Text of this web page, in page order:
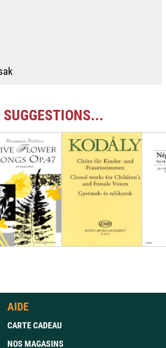
SUGGESTIONS...
AIDE
CARTE CADEAU
NOS MAGASINS